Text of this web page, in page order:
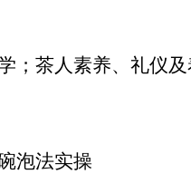
；茶人素养、礼仪
泡法实操